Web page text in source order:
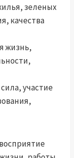
зеленых
качества
жизнь,
участие